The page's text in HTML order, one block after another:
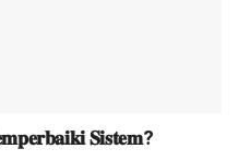
𝐒𝐢𝐬𝐭𝐞𝐦?